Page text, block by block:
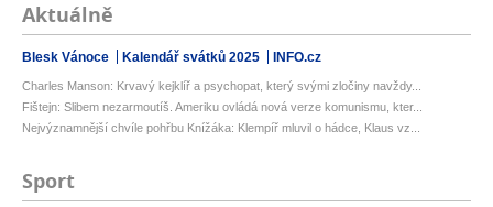
Aktuálně
Blesk Vánoce Kalendář svátků 2025 INFO.cz
Charles Manson: Krvavý kejklíř a psychopat, který svými zločiny navždy...
Fištejn: Slibem nezarmoutíš. Ameriku ovládá nová verze komunismu, kter...
Nejvýznamnější chvíle pohřbu Knížáka: Klempíř mluvil o hádce, Klaus vz...
Sport